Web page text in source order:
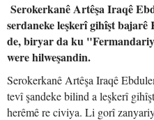
Serokerkanê Artêşa Iraqê
serdaneke leşkerî gihîşt
de, biryar da ku
were hilweşandin.
Serokerkanê Artêşa Iraqê
tevî şandeke bilind a leşkerî
herêmê re civiya. Li gorî